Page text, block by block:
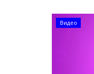
Видео